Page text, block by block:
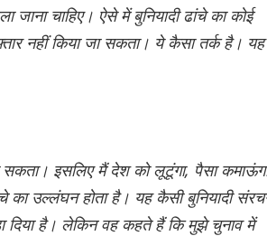
चाहिए। ऐसे में बुनियादी ढांचे का कोई
नहीं किया जा सकता। ये कैसा तर्क है। यह
इसलिए मैं देश को लूटूंगा, पैसा
उल्लंघन होता है। यह कैसी बुनियादी
दिया है। लेकिन वह कहते हैं कि मुझे चुनाव में